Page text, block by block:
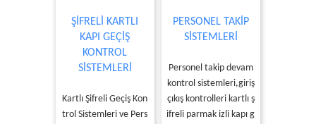
ŞİFRELİ KARTLI
KAPI GEÇİŞ
KONTROL
SİSTEMLERİ
Kartlı Şifreli Geçiş Kon
trol Sistemleri ve Pers
PERSONEL TAKİP
SİSTEMLERİ
Personel takip devam
kontrol sistemleri,giriş
çıkış kontrolleri kartlı ş
ifreli parmak izli kapı g